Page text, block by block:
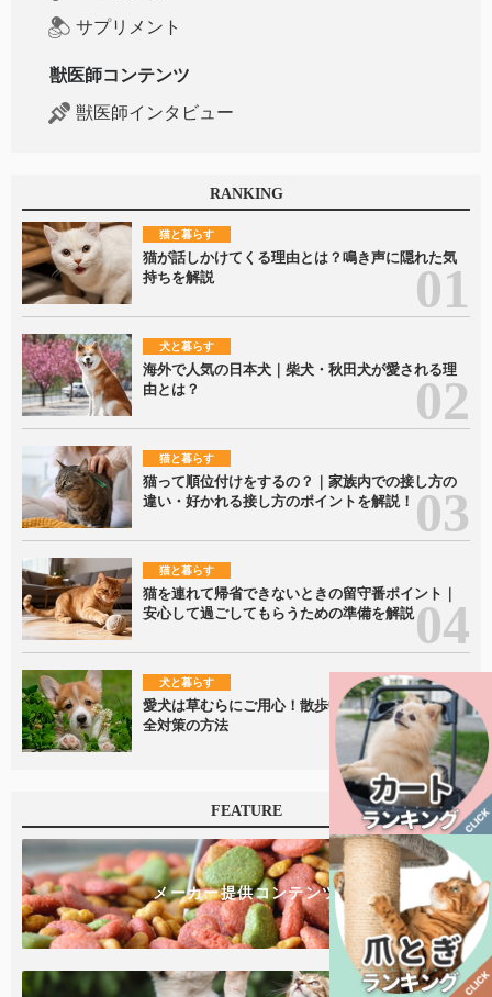
サプリメント
獣医師コンテンツ
獣医師インタビュー
RANKING
猫と暮らす
猫が話しかけてくる理由とは？鳴き声に隠れた気
持ちを解説
犬と暮らす
海外で人気の日本犬｜柴犬・秋田犬が愛される理
由とは？
猫と暮らす
猫って順位付けをするの？｜家族内での接し方の
違い・好かれる接し方のポイントを解説！
猫と暮らす
猫を連れて帰省できないときの留守番ポイント｜
安心して過ごしてもらうための準備を解説
犬と暮らす
愛犬は草むらにご用心！散歩中に潜むリスクと安
全対策の方法
FEATURE
メーカー提供コンテンツ